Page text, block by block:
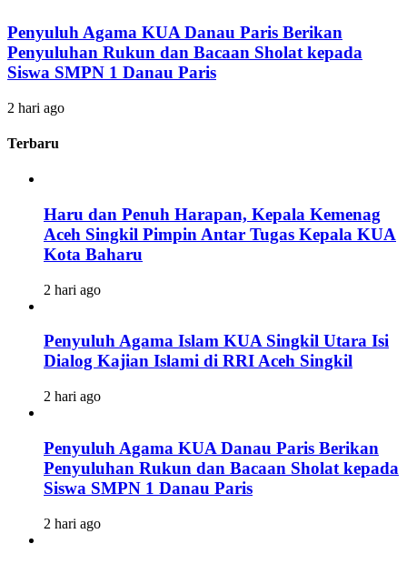
Penyuluh Agama KUA Danau Paris Berikan
Penyuluhan Rukun dan Bacaan Sholat kepada
Siswa SMPN 1 Danau Paris
2 hari ago
Terbaru
Haru dan Penuh Harapan, Kepala Kemenag
Aceh Singkil Pimpin Antar Tugas Kepala KUA
Kota Baharu
2 hari ago
Penyuluh Agama Islam KUA Singkil Utara Isi
Dialog Kajian Islami di RRI Aceh Singkil
2 hari ago
Penyuluh Agama KUA Danau Paris Berikan
Penyuluhan Rukun dan Bacaan Sholat kepada
Siswa SMPN 1 Danau Paris
2 hari ago